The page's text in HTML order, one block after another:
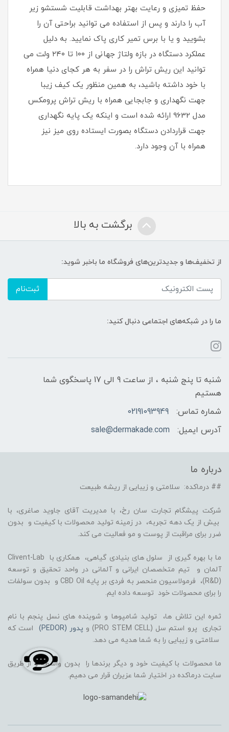
حفظ تمیزی و رعایت بهتر بهداشت قابلیت شستشو زیر
آب را دارند و پس از استفاده می توانید براحتی آن را
بشویید و یا با برس تمیر کاری پاک نمایید. به دلیل
عملکرد دستگاه در بازه ولتاژ جهانی از ۱۰۰ تا ۲۴۰ ولت می
توانید این ریش تراش را در سفر به هر کجای دنیا همراه
با خود داشته باشید، به همین منظور یک کیف زیبا
جهت نگهداری و جابجایی همراه با ریش تراش پرومکس
مدل 9632 ارائه شده است و اینکه یک پایه نگهداری
جهت قراردادن دستگاه بصورت ایستاده روی میز نیز
همراه با آن وجود دارد.
برگشت به بالا
از تخفیف‌ها و جدیدترین‌های فروشگاه ما باخبر شوید:
ثبت‌نام
ما را در شبکه‌های اجتماعی دنبال کنید:
شنبه تا پنج شنبه ، از ساعت 9 الی 17 پاسخگوی شما
هستیم
شماره تماس:
02191093949
آدرس ایمیل:
sale@dermakade.com
درباره ما
## درماکده: سلامتی و زیبایی از ریشه طبیعت
شرکت پیشگام تجارت سان رخ، با مدیریت آقای جاوید صاغری، با
بیش از یک دهه تجربه، در زمینه تولید محصولات با کیفیت و بدون
ضرر برای مراقبت از پوست و مو فعالیت می کند.
ما با بهره گیری از سلول های بنیادی گیاهی، همکاری با Clivent-Lab
آلمان و تیم متخصصان ایرانی و آلمانی در واحد تحقیق و توسعه
(R&D)، فرمولاسیون منحصر به فردی بر پایه CBD Oil و بدون سولفات
را برای محصولات خود توسعه داده ایم.
ثمره این تلاش ها، تولید شامپوها و شوینده های نسل پنجم با نام
تجاری پرو استم سل (PRO STEM CELL) و
پدور (PEDOR)
است که
سلامتی و زیبایی را به شما هدیه می دهد.
ما محصولات با کیفیت خود و دیگر برندها را بدون واسطه و از طریق
سایت درماکده در اختیار شما عزیران قرار می دهیم.